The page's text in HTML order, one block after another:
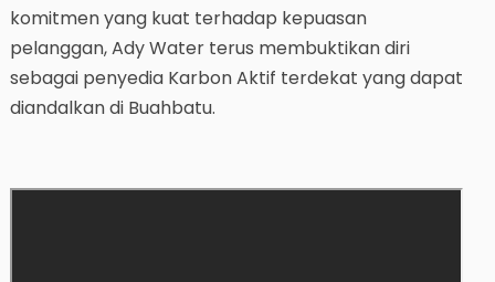
komitmen yang kuat terhadap kepuasan
pelanggan, Ady Water terus membuktikan diri
sebagai penyedia Karbon Aktif terdekat yang dapat
diandalkan di Buahbatu.